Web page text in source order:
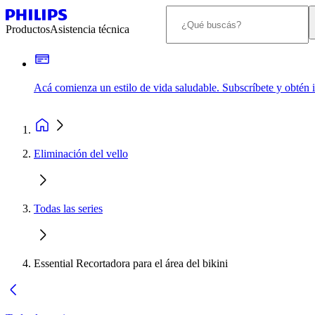
ProductosAsistencia técnica
Acá comienza un estilo de vida saludable. Subscríbete y
Eliminación del vello
Todas las series
Essential Recortadora para el área del bikini